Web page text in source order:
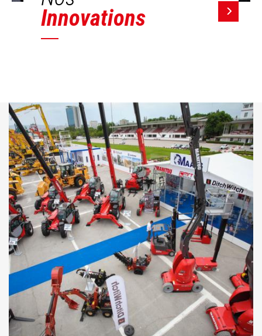
Innovations